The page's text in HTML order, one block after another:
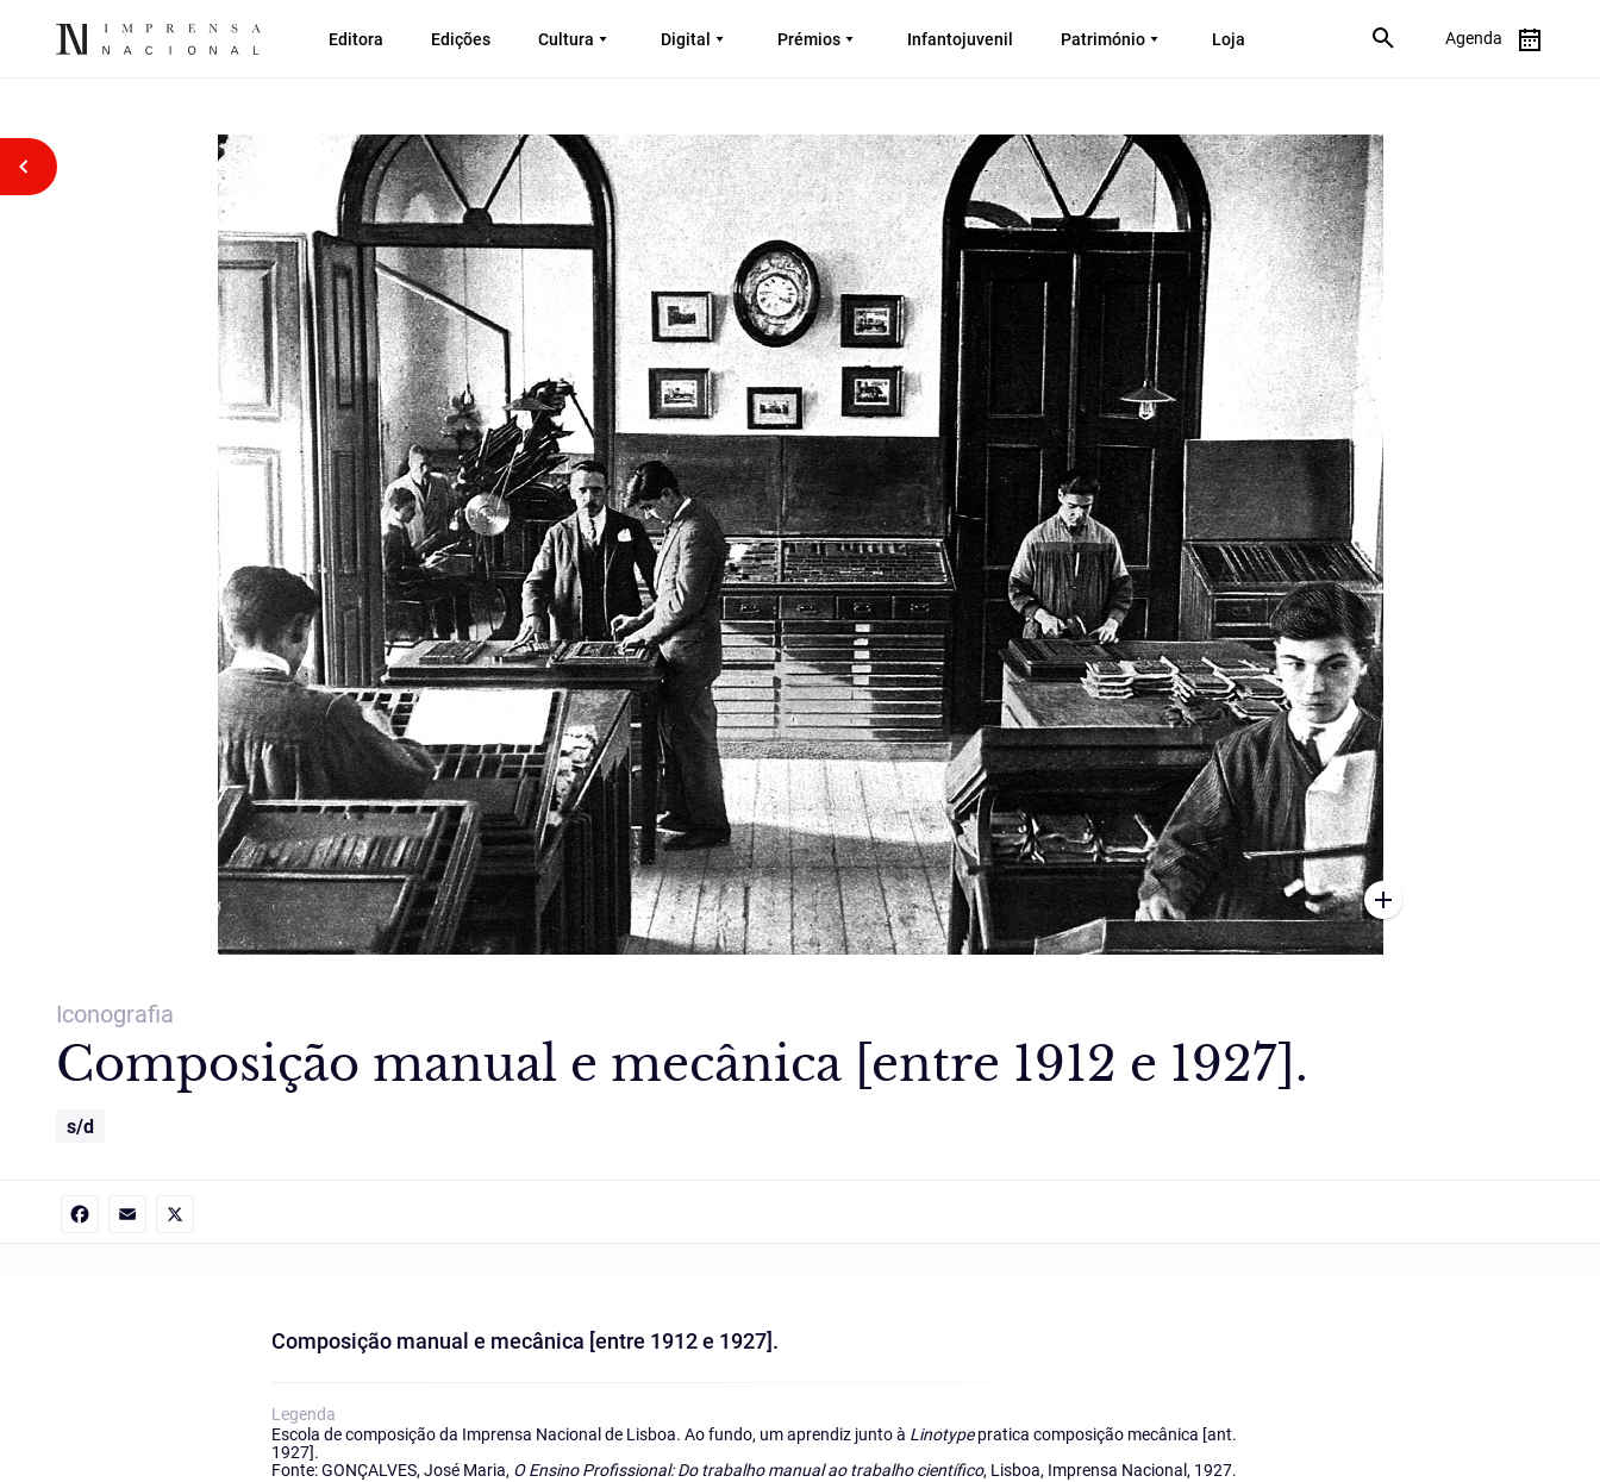
Editora Edições Cultura Digital Prémios Infantojuvenil Património Loja Agenda
Voltar atrás
Iconografia
Composição manual e mecânica [entre 1912 e 1927].
s/d
Composição manual e mecânica [entre 1912 e 1927].
Legenda
Escola de composição da Imprensa Nacional de Lisboa. Ao fundo, um aprendiz junto à Linotypepratica composição mecânica [ant.
1927].
Fonte: GONÇALVES, José Maria, O Ensino Profissional: Do trabalho manual ao trabalho científico, Lisboa, Imprensa Nacional, 1927.